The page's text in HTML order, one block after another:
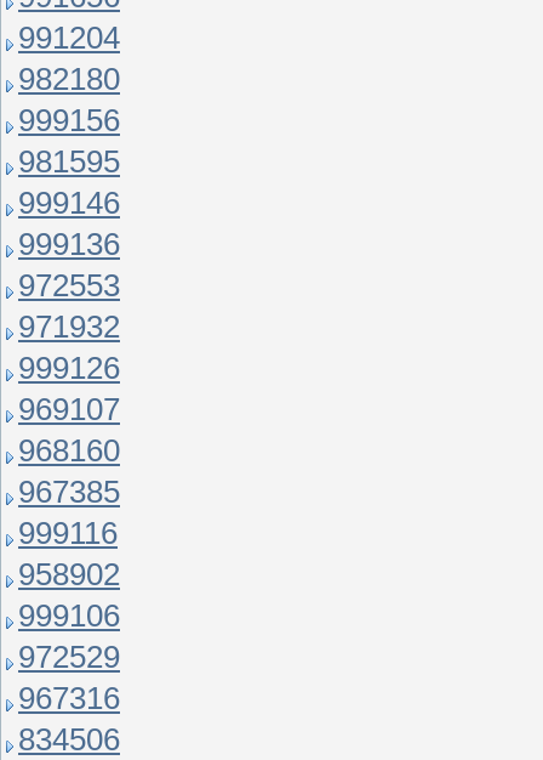
991204
982180
999156
981595
999146
999136
972553
971932
999126
969107
968160
967385
999116
958902
999106
972529
967316
834506